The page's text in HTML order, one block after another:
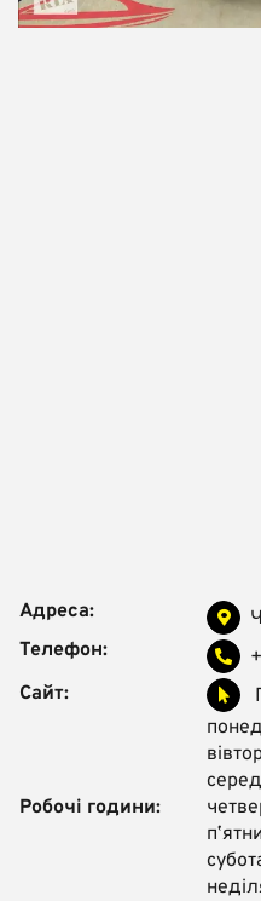
Адреса:
Телефон:
Сайт:
Робочі години: